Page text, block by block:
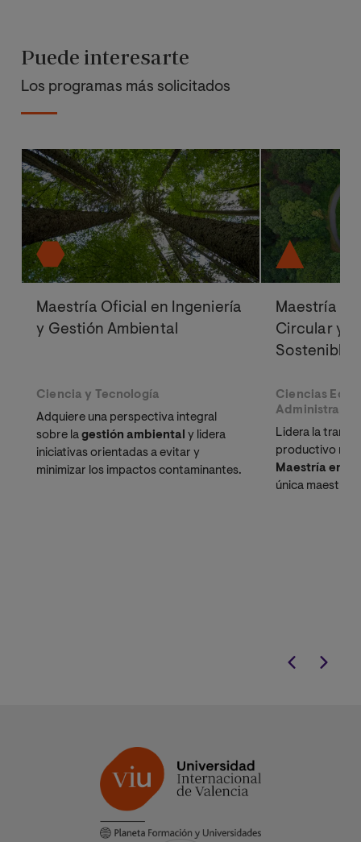
Puede interesarte
Los programas más solicitados
Maestría Oficial en Ingeniería
y Gestión Ambiental
Ciencia y Tecnología
Adquiere una perspectiva integral
sobre lagestión ambiental y lidera
iniciativas orientadas a evitar y
minimizar los impactos contaminantes.
Maestría
Circular y
Sostenible
Ciencias
Lidera la
productivo
Maestría en
única maestría